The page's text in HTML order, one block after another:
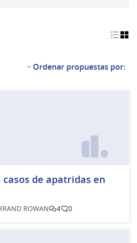
Ordenar propuestas por:
de apatridas en
ROWAN 4 0